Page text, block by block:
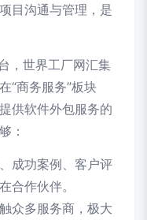
目沟通与管理，是
，世界工厂网汇集
“商务服务”板块
供软件外包服务的
：
成功案例、客户评
合作伙伴。
众多服务商，极大